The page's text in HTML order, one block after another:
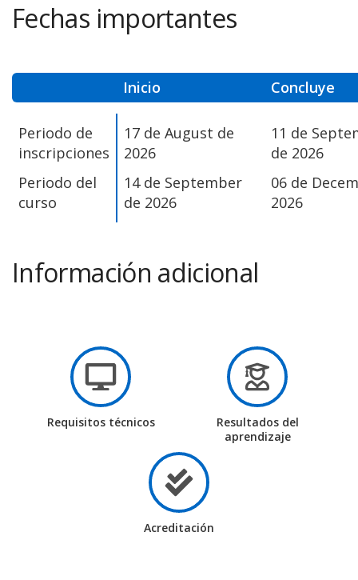
Fechas importantes
Inicio Concluye
Periodo de
inscripciones
17 de August de
2026
11 de
de 2026
Periodo del
curso
14 de September
de 2026
06 de
2026
Información adicional
Requisitos técnicos
Resultados del
aprendizaje
Acreditación